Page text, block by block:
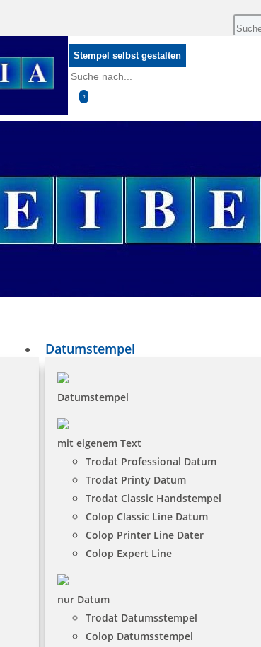
Stempel selbst gestalten
0
Datumstempel
Datumstempel
mit eigenem Text
Trodat Professional Datum
Trodat Printy Datum
Trodat Classic Handstempel
Colop Classic Line Datum
Colop Printer Line Dater
Colop Expert Line
nur Datum
Trodat Datumsstempel
Colop Datumsstempel